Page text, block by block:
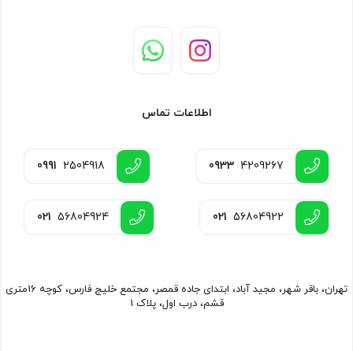
اطلاعات تماس
0933 4209267
0991 2504918
021 56804922
021 56804924
تهران، باقر شهر، مجید آباد، ابتدای جاده قمصر، مجتمع خلیج فارس، کوچه 16متری
قشم، درب اول، پلاک 1